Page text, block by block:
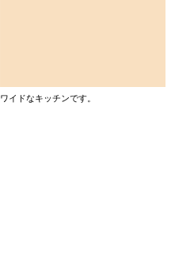
ワイドなキッチンです。